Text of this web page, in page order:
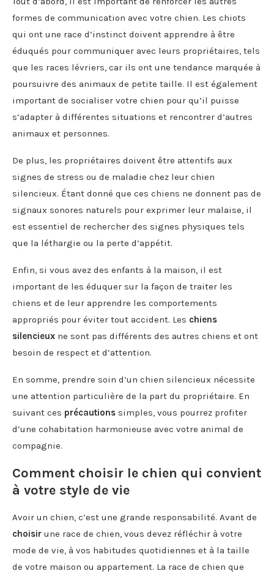
formes de communication avec votre chien. Les chiots
qui ont une race d’instinct doivent apprendre à être
éduqués pour communiquer avec leurs propriétaires, tels
que les races lévriers, car ils ont une tendance marquée à
poursuivre des animaux de petite taille. Il est également
important de socialiser votre chien pour qu’il puisse
s’adapter à différentes situations et rencontrer d’autres
animaux et personnes.
De plus, les propriétaires doivent être attentifs aux
signes de stress ou de maladie chez leur chien
silencieux. Étant donné que ces chiens ne donnent pas de
signaux sonores naturels pour exprimer leur malaise, il
est essentiel de rechercher des signes physiques tels
que la léthargie ou la perte d’appétit.
Enfin, si vous avez des enfants à la maison, il est
important de les éduquer sur la façon de traiter les
chiens et de leur apprendre les comportements
appropriés pour éviter tout accident. Les chiens
silencieux ne sont pas différents des autres chiens et ont
besoin de respect et d’attention.
En somme, prendre soin d’un chien silencieux nécessite
une attention particulière de la part du propriétaire. En
suivant ces précautions simples, vous pourrez profiter
d’une cohabitation harmonieuse avec votre animal de
compagnie.
Comment choisir le chien qui convient
à votre style de vie
Avoir un chien, c’est une grande responsabilité. Avant de
choisir une race de chien, vous devez réfléchir à votre
mode de vie, à vos habitudes quotidiennes et à la taille
de votre maison ou appartement. La race de chien que